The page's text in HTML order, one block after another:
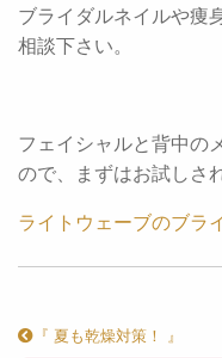
ブライダルネイルや痩
相談下さい。
フェイシャルと背中の
ので、まずはお試しさ
ライトウェーブのブラ
『 夏も乾燥対策！ 』